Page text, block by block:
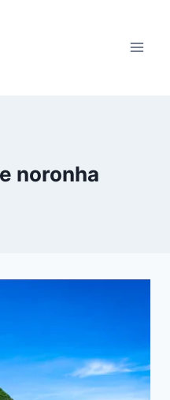
noronha